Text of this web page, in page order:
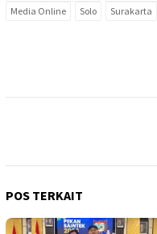
Media Online
Solo Surakarta
POS TERKAIT